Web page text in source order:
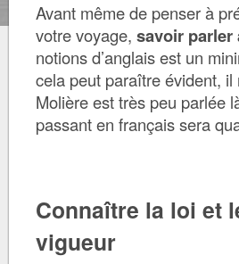
Avant même de penser à
votre voyage, savoir parler
notions d’anglais est un
cela peut paraître évident, il
Molière est très peu parlée
passant en français sera
Connaître la loi et
vigueur